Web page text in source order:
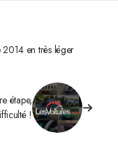
en très léger
étape,
!